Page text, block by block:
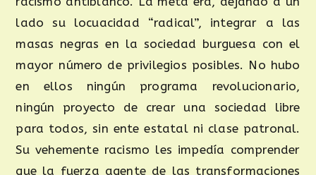
lado su locuacidad “radical”, integrar a las
masas negras en la sociedad burguesa con el
mayor número de privilegios posibles. No hubo
en ellos ningún programa revolucionario,
ningún proyecto de crear una sociedad libre
para todos, sin ente estatal ni clase patronal.
Su vehemente racismo les impedía comprender
que la fuerza agente de las transformaciones